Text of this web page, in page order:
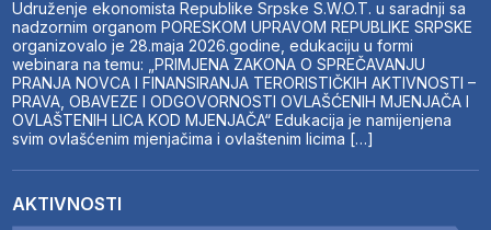
Udruženje ekonomista Republike Srpske S.W.O.T. u saradnji sa
nadzornim organom PORESKOM UPRAVOM REPUBLIKE SRPSKE
organizovalo je 28.maja 2026.godine, edukaciju u formi
webinara na temu: „PRIMJENA ZAKONA O SPREČAVANJU
PRANJA NOVCA I FINANSIRANJA TERORISTIČKIH AKTIVNOSTI –
PRAVA, OBAVEZE I ODGOVORNOSTI OVLAŠĆENIH MJENJAČA I
OVLAŠTENIH LICA KOD MJENJAČA“ Edukacija je namijenjena
svim ovlašćenim mjenjačima i ovlaštenim licima […]
AKTIVNOSTI